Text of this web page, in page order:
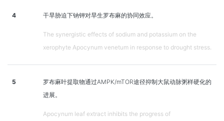
4 干旱胁迫下钠钾对旱生罗布麻的协同效应。
The synergistic effects of sodium and potassium on the
xerophyte Apocynum venetum in response to drought stress.
5
罗布麻叶提取物通过AMPK/mTOR途径抑制大鼠动脉粥样硬化的
进展。
Apocynum leaf extract inhibits the progress of